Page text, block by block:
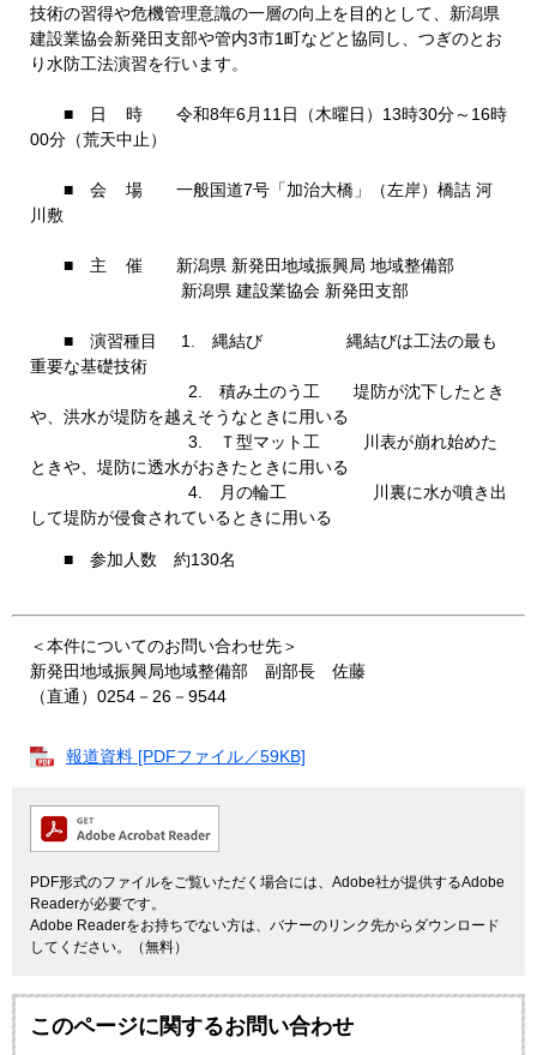
技術の習得や危機管理意識の一層の向上を目的として、新潟県
建設業協会新発田支部や管内3市1町などと協同し、つぎのとお
り水防工法演習を行います。
■ 日 時 令和8年6月11日（木曜日）13時30分～16時
00分（荒天中止）
■ 会 場 一般国道7号「加治大橋」（左岸）橋詰 河
川敷
■ 主 催 新潟県 新発田地域振興局 地域整備部
新潟県 建設業協会 新発田支部
■ 演習種目 1. 縄結び 縄結びは工法の最も
重要な基礎技術
2. 積み土のう工 堤防が沈下したとき
や、洪水が堤防を越えそうなときに用いる
3. Ｔ型マット工 川表が崩れ始めた
ときや、堤防に透水がおきたときに用いる
4. 月の輪工 川裏に水が噴き出
して堤防が侵食されているときに用いる
■ 参加人数 約130名
＜本件についてのお問い合わせ先＞
新発田地域振興局地域整備部 副部長 佐藤
（直通）0254－26－9544
報道資料 [PDFファイル／59KB]
PDF形式のファイルをご覧いただく場合には、Adobe社が提供するAdobe
Readerが必要です。
Adobe Readerをお持ちでない方は、バナーのリンク先からダウンロード
してください。（無料）
このページに関するお問い合わせ